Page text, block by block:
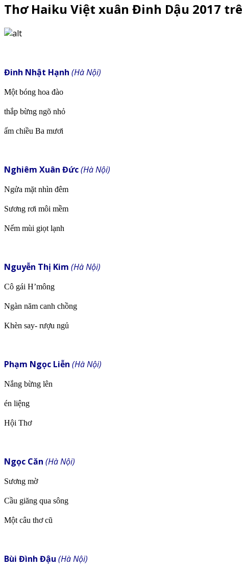
Thơ Haiku Việt xuân Đinh Dậu 2017
Đinh Nhật Hạnh (Hà Nội)
Một bóng hoa đào
thắp bừng ngõ nhỏ
ấm chiều Ba mươi
Nghiêm Xuân Đức(Hà Nội)
Ngửa mặt nhìn đêm
Sương rơi môi mềm
Nếm mùi giọt lạnh
Nguyễn Thị Kim (Hà Nội)
Cô gái H’mông
Ngàn năm canh chồng
Khèn say- rượu ngủ
Phạm Ngọc Liễn (Hà Nội)
Nắng bừng lên
én liệng
Hội Thơ
Ngọc Căn (Hà Nội)
Sương mờ
Cầu giăng qua sông
Một câu thơ cũ
Bùi Đình Đậu (Hà Nội)